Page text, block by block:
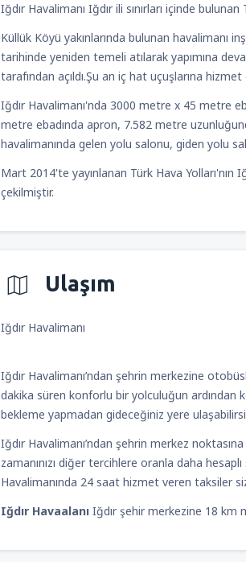
Iğdır Havalimanı Iğdır ili sınırları içinde
Küllük Köyü yakınlarında bulunan havalimanı
tarihinde yeniden temeli atılarak yapımına
tarafından açıldı.Şu an iç hat uçuşlarına
Iğdır Havalimanı'nda 3000 metre x 45 metre
metre ebadında apron, 7.582 metre
havalimanında gelen yolu salonu, giden yolu
Mart 2014'te yayınlanan Türk Hava Yolları'nın
çekilmiştir.
Ulaşım
Iğdır Havalimanı
Iğdır Havalimanı’ndan şehrin merkezine
dakika süren konforlu bir yolculuğun ardından
bekleme yapmadan gideceğiniz yere
Iğdır Havalimanı’ndan şehrin merkez
zamanınızı diğer tercihlere oranla daha
Havalimanında 24 saat hizmet veren taksiler
Iğdır Havaalanı Iğdır şehir merkezine 18 km